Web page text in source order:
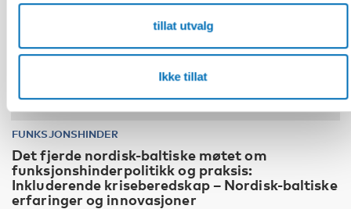
tillat utvalg
Ikke tillat
FUNKSJONSHINDER
Det fjerde nordisk-baltiske møtet om
funksjonshinderpolitikk og praksis:
Inkluderende kriseberedskap – Nordisk-baltiske
erfaringer og innovasjoner